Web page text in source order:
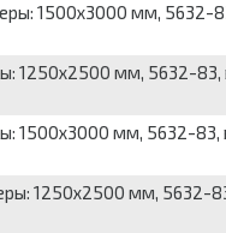
1500x3000 мм, 5632-83,
мм, 5632-83,
мм, 5632-83,
1250x2500 мм, 5632-83,